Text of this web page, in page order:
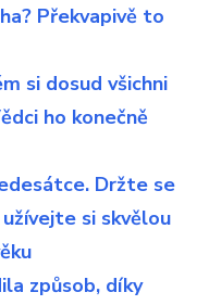
Překvapivě to
si dosud všichni
ho konečně
Držte se
si skvělou
způsob, díky